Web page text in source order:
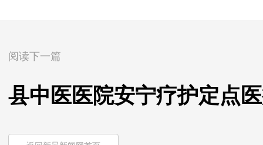
阅读下一篇
县中医医院安宁疗护定点